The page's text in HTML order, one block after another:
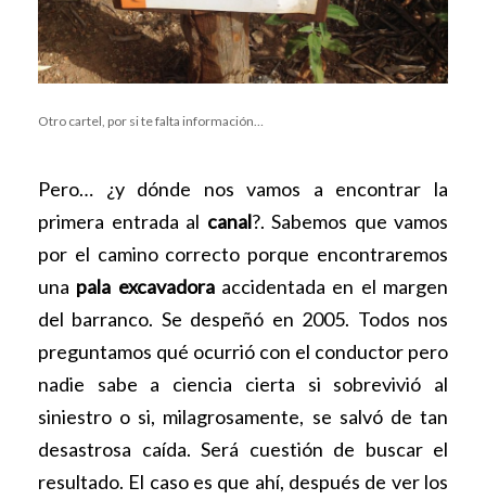
Otro cartel, por si te falta información…
Pero… ¿y dónde nos vamos a encontrar la
primera entrada al canal?. Sabemos que vamos
por el camino correcto porque encontraremos
una pala excavadoraaccidentada en el margen
del barranco. Se despeñó en 2005. Todos nos
preguntamos qué ocurrió con el conductor pero
nadie sabe a ciencia cierta si sobrevivió al
siniestro o si, milagrosamente, se salvó de tan
desastrosa caída. Será cuestión de buscar el
resultado. El caso es que ahí, después de ver los